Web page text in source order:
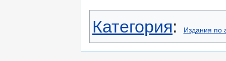
Категория: Издания по